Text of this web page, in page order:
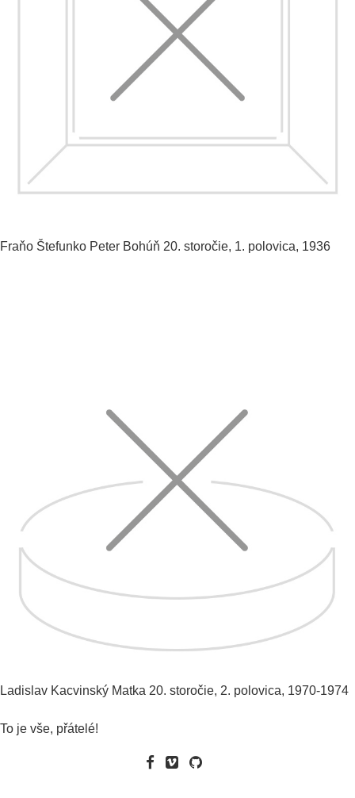
Fraňo Štefunko Peter Bohúň 20. storočie, 1. polovica, 1936
Ladislav Kacvinský Matka 20. storočie, 2. polovica, 1970-1974
To je vše, přátelé!